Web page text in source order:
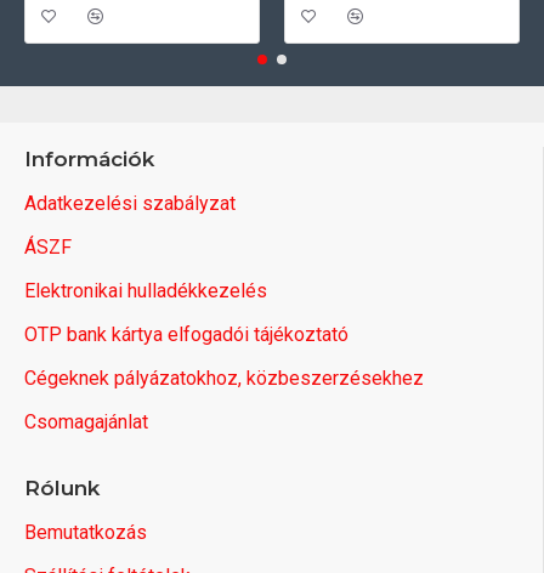
Információk
Adatkezelési szabályzat
ÁSZF
Elektronikai hulladékkezelés
OTP bank kártya elfogadói tájékoztató
Cégeknek pályázatokhoz, közbeszerzésekhez
Csomagajánlat
Rólunk
Bemutatkozás